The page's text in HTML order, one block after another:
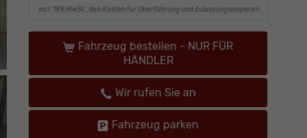
incl. 19% MwSt., den Kosten für Überführung und Zulassungspapieren
Fahrzeug bestellen - NUR FÜR
HÄNDLER
Wir rufen Sie an
Fahrzeug parken